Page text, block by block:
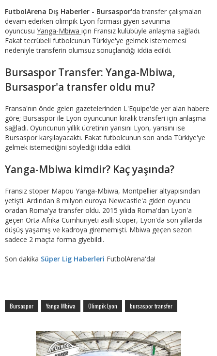
FutbolArena Dış Haberler - Bursaspor'da transfer çalışmaları
devam ederken olimpik Lyon forması giyen savunma
oyuncusu Yanga-Mbiwa için Fransız kulübüyle anlaşma sağladı.
Fakat tecrübeli futbolcunun Türkiye'ye gelmek istememesi
nedeniyle transferin olumsuz sonuçlandığı iddia edildi.
Bursaspor Transfer: Yanga-Mbiwa,
Bursaspor'a transfer oldu mu?
Fransa'nın önde gelen gazetelerinden L'Equipe'de yer alan habere
göre; Bursaspor ile Lyon oyuncunun kiralık transferi için anlaşma
sağladı. Oyuncunun yıllık ücretinin yarısını Lyon, yarısını ise
Bursaspor karşılayacaktı. Fakat futbolcunun son anda Türkiye'ye
gelmek istemediğini söylediği iddia edildi.
Yanga-Mbiwa kimdir? Kaç yaşında?
Fransız stoper Mapou Yanga-Mbiwa, Montpellier altyapısından
yetişti. Ardından 8 milyon euroya Newcastle'a giden oyuncu
oradan Roma'ya transfer oldu. 2015 yılıda Roma'dan Lyon'a
geçen Orta Afrika Cumhuriyeti asıllı stoper, Lyon'da son yıllarda
düşüş yaşamış ve kadroya girememişti. Mbiwa geçen sezon
sadece 2 maçta forma giyebildi.
Son dakika Süper Lig Haberleri FutbolArena'da!
Bursaspor Yanga Mbiwa Olimpik Lyon bursaspor transfer